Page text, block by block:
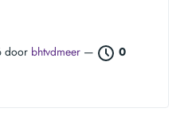
door bhtvdmeer —
0